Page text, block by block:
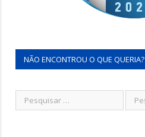
NÃO ENCONTROU O QUE QUERIA?